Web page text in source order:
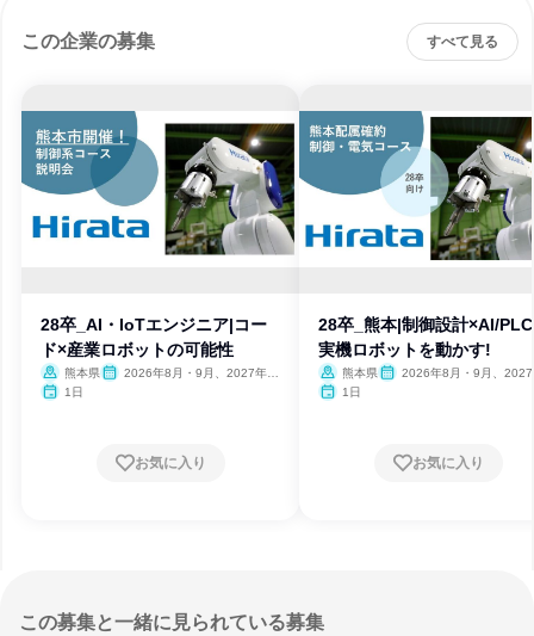
この企業の募集 すべて見る
28卒_AI・IoTエンジニア|コー
ド×産業ロボットの可能性
熊本県
2026年8月・9月、2027年2
1日
お気に入り
28卒_熊本|制御設計×AI/
実機ロボットを動かす!
熊本県
2026年8月・9月、
1日
お気に入り
この募集と一緒に見られている募集